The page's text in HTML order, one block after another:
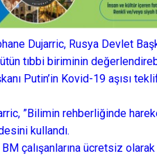
Dujarric, Rusya Devlet
tıbbi biriminin
Putin’in Kovid-19 aşısı
”Bilimin rehberliğinde
kullandı.
BM çalışanlarına ücretsiz